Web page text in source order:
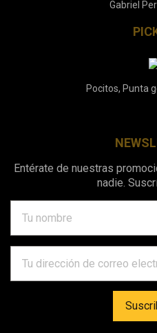
Gabriel
Pocitos, Punta
Entérate de nuestras
nadie.